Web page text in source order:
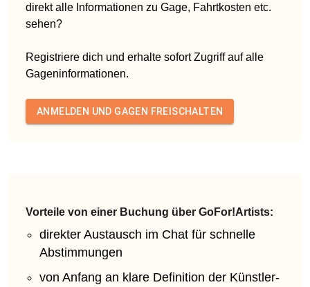
direkt alle Informationen zu Gage, Fahrtkosten etc.
sehen?
Registriere dich und erhalte sofort Zugriff auf alle
Gageninformationen.
ANMELDEN UND GAGEN FREISCHALTEN
Vorteile von einer Buchung über GoFor!Artists:
direkter Austausch im Chat für schnelle
Abstimmungen
von Anfang an klare Definition der Künstler-